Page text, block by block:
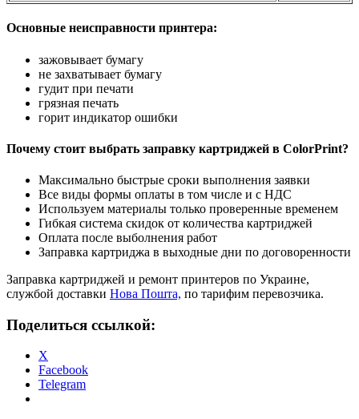
Основные неисправности принтера:
зажовывает бумагу
не захватывает бумагу
гудит при печати
грязная печать
горит индикатор ошибки
Почему стоит выбрать заправку картриджей в ColorPrint?
Максимально быстрые сроки выполнения заявки
Все виды формы оплаты в том числе и с НДС
Используем материалы только проверенные временем
Гибкая система скидок от количества картриджей
Оплата после выболнения работ
Заправка картриджа в выходные дни по договоренности
Заправка картриджей и ремонт принтеров по Украине,
службой доставки Нова Пошта, по тарифим перевозчика.
Поделиться ссылкой:
X
Facebook
Telegram